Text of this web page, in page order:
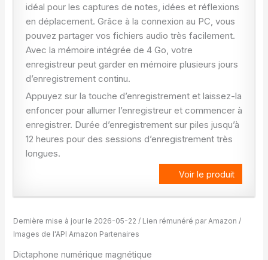
idéal pour les captures de notes, idées et réflexions
en déplacement. Grâce à la connexion au PC, vous
pouvez partager vos fichiers audio très facilement.
Avec la mémoire intégrée de 4 Go, votre
enregistreur peut garder en mémoire plusieurs jours
d’enregistrement continu.
Appuyez sur la touche d’enregistrement et laissez-la
enfoncer pour allumer l’enregistreur et commencer à
enregistrer. Durée d’enregistrement sur piles jusqu’à
12 heures pour des sessions d’enregistrement très
longues.
Voir le produit
Dernière mise à jour le 2026-05-22 / Lien rémunéré par Amazon /
Images de l'API Amazon Partenaires
Dictaphone numérique magnétique